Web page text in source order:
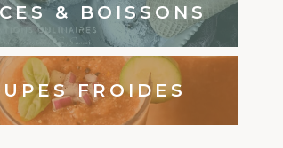
& BOISSONS
FROIDES